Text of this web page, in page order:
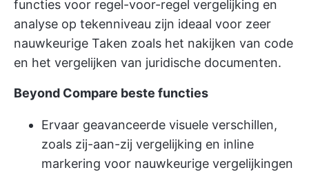
functies voor regel-voor-regel vergelijking en
analyse op tekenniveau zijn ideaal voor zeer
nauwkeurige Taken zoals het nakijken van code
en het vergelijken van juridische documenten.
Beyond Compare beste functies
Ervaar geavanceerde visuele verschillen,
zoals zij-aan-zij vergelijking en inline
markering voor nauwkeurige vergelijkingen